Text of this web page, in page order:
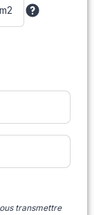
transmettre